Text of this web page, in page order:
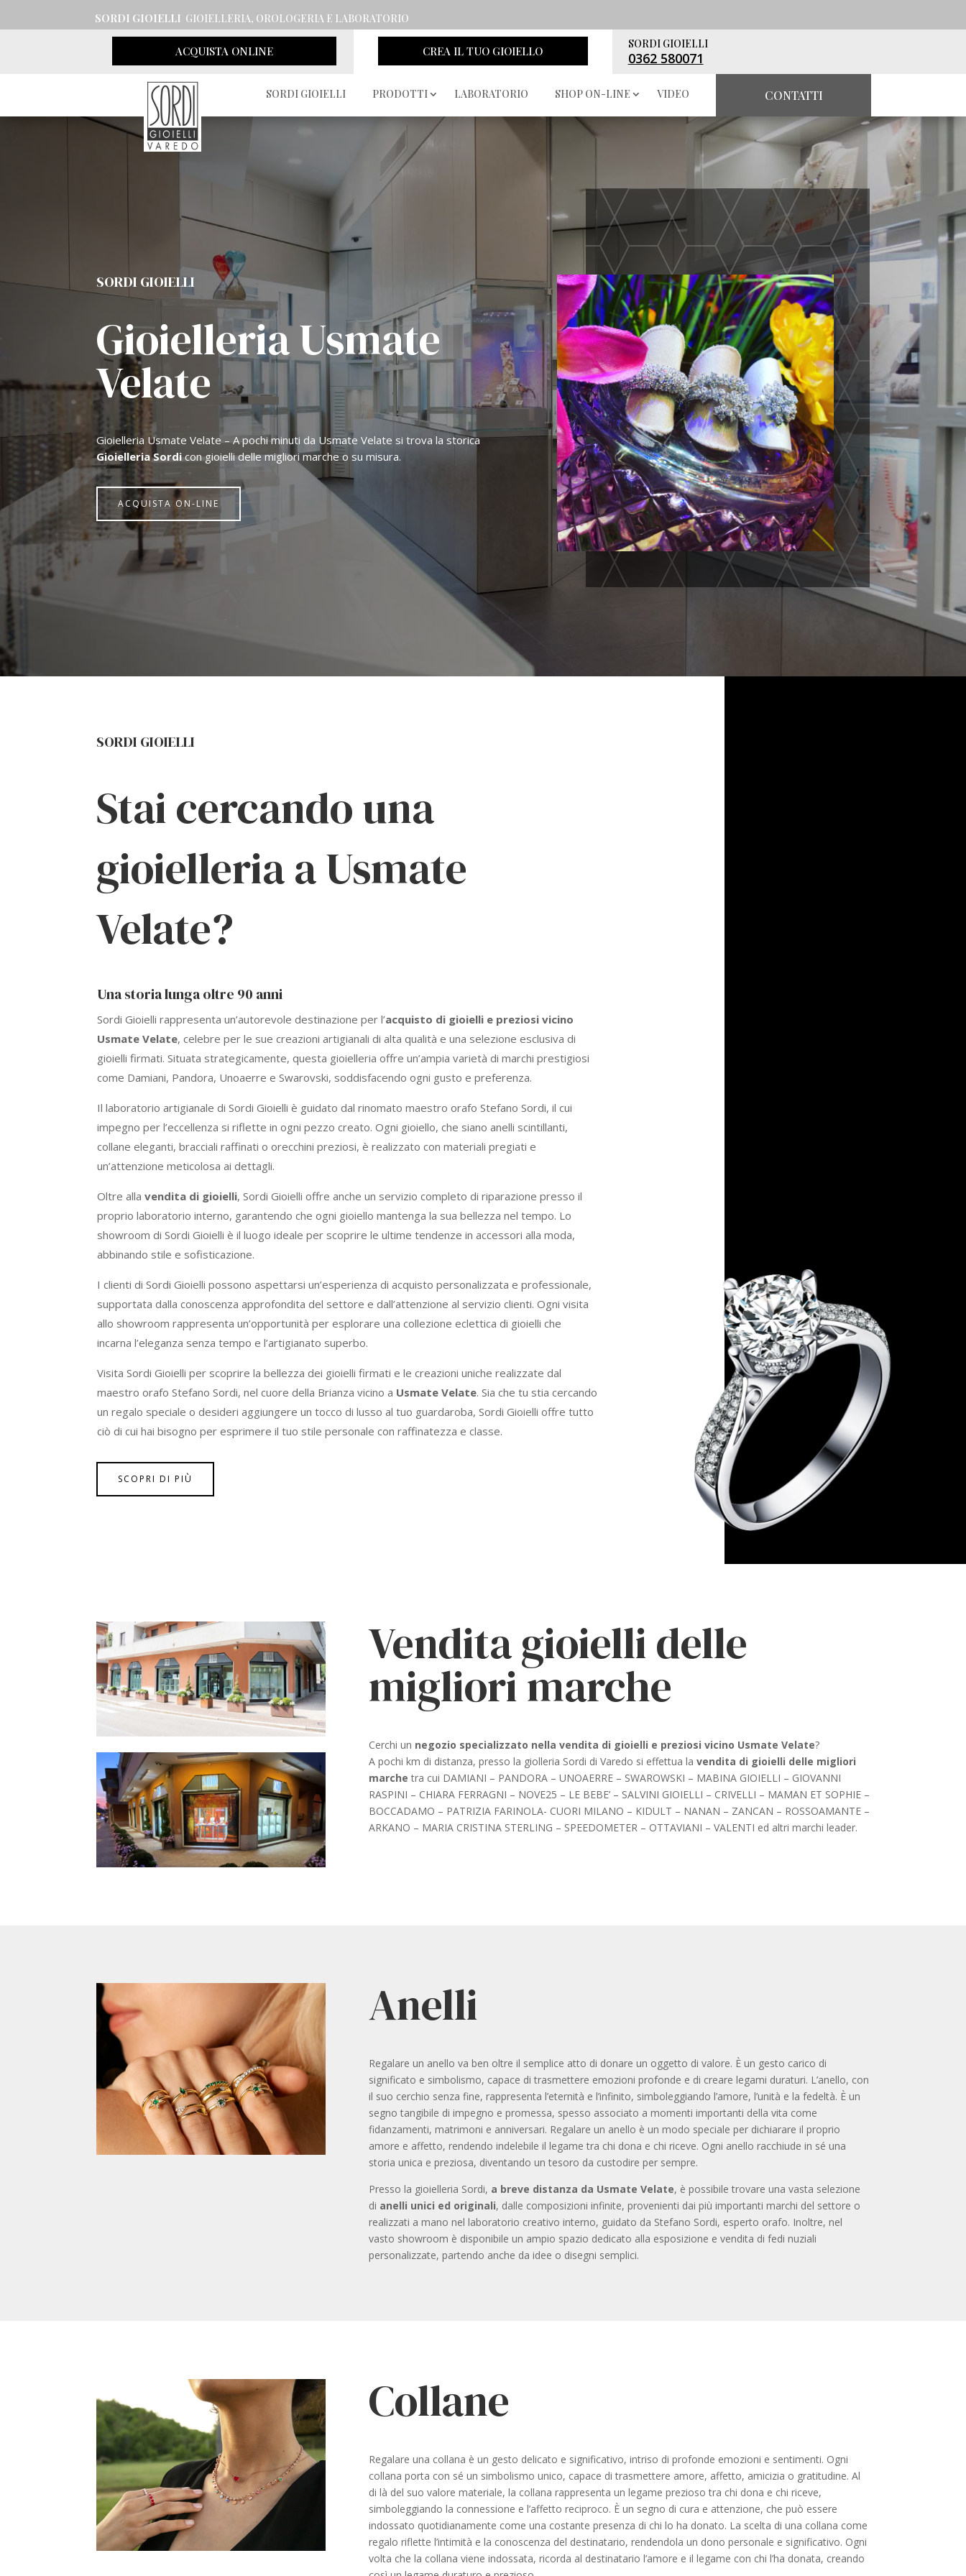
SORDI GIOIELLI GIOIELLERIA, OROLOGERIA E LABORATORIO
ACQUISTA ONLINE CREA IL TUO GIOIELLO SORDI GIOIELLI
0362 580071
SORDI GIOIELLI PRODOTTI LABORATORIO SHOP ON-LINE VIDEO CONTATTI
SORDI GIOIELLI
Gioielleria Usmate
Velate
Gioielleria Usmate Velate – A pochi minuti da Usmate Velate si trova la storica
Gioielleria Sordicon gioielli delle migliori marche o su misura.
ACQUISTA ON-LINE
SORDI GIOIELLI
Stai cercando una
gioielleria a Usmate
Velate?
Una storia lunga oltre 90 anni
Sordi Gioielli rappresenta un’autorevole destinazione per l’acquisto di gioielli e preziosi vicino
Usmate Velate, celebre per le sue creazioni artigianali di alta qualità e una selezione esclusiva di
gioielli firmati. Situata strategicamente, questa gioielleria offre un’ampia varietà di marchi prestigiosi
come Damiani, Pandora, Unoaerre e Swarovski, soddisfacendo ogni gusto e preferenza.
Il laboratorio artigianale di Sordi Gioielli è guidato dal rinomato maestro orafo Stefano Sordi, il cui
impegno per l’eccellenza si riflette in ogni pezzo creato. Ogni gioiello, che siano anelli scintillanti,
collane eleganti, bracciali raffinati o orecchini preziosi, è realizzato con materiali pregiati e
un’attenzione meticolosa ai dettagli.
Oltre allavendita di gioielli, Sordi Gioielli offre anche un servizio completo di riparazione presso il
proprio laboratorio interno, garantendo che ogni gioiello mantenga la sua bellezza nel tempo. Lo
showroom di Sordi Gioielli è il luogo ideale per scoprire le ultime tendenze in accessori alla moda,
abbinando stile e sofisticazione.
I clienti di Sordi Gioielli possono aspettarsi un’esperienza di acquisto personalizzata e professionale,
supportata dalla conoscenza approfondita del settore e dall’attenzione al servizio clienti. Ogni visita
allo showroom rappresenta un’opportunità per esplorare una collezione eclettica di gioielli che
incarna l’eleganza senza tempo e l’artigianato superbo.
Visita Sordi Gioielli per scoprire la bellezza dei gioielli firmati e le creazioni uniche realizzate dal
maestro orafo Stefano Sordi, nel cuore della Brianza vicino a Usmate Velate. Sia che tu stia cercando
un regalo speciale o desideri aggiungere un tocco di lusso al tuo guardaroba, Sordi Gioielli offre tutto
ciò di cui hai bisogno per esprimere il tuo stile personale con raffinatezza e classe.
SCOPRI DI PIÙ
Vendita gioielli delle
migliori marche
Cerchi un negozio specializzato nella vendita di gioielli e preziosi vicino Usmate Velate?
A pochi km di distanza, presso la giolleria Sordi di Varedo si effettua la vendita di gioielli delle migliori
marche tra cui DAMIANI – PANDORA – UNOAERRE – SWAROWSKI – MABINA GIOIELLI – GIOVANNI
RASPINI – CHIARA FERRAGNI – NOVE25 – LE BEBE’ – SALVINI GIOIELLI – CRIVELLI – MAMAN ET SOPHIE –
BOCCADAMO – PATRIZIA FARINOLA- CUORI MILANO – KIDULT – NANAN – ZANCAN – ROSSOAMANTE –
ARKANO – MARIA CRISTINA STERLING – SPEEDOMETER – OTTAVIANI – VALENTI ed altri marchi leader.
Anelli
Regalare un anello va ben oltre il semplice atto di donare un oggetto di valore. È un gesto carico di
significato e simbolismo, capace di trasmettere emozioni profonde e di creare legami duraturi. L’anello, con
il suo cerchio senza fine, rappresenta l’eternità e l’infinito, simboleggiando l’amore, l’unità e la fedeltà. È un
segno tangibile di impegno e promessa, spesso associato a momenti importanti della vita come
fidanzamenti, matrimoni e anniversari. Regalare un anello è un modo speciale per dichiarare il proprio
amore e affetto, rendendo indelebile il legame tra chi dona e chi riceve. Ogni anello racchiude in sé una
storia unica e preziosa, diventando un tesoro da custodire per sempre.
Presso la gioielleria Sordi, a breve distanza da Usmate Velate, è possibile trovare una vasta selezione
di anelli unici ed originali, dalle composizioni infinite, provenienti dai più importanti marchi del settore o
realizzati a mano nel laboratorio creativo interno, guidato da Stefano Sordi, esperto orafo. Inoltre, nel
vasto showroom è disponibile un ampio spazio dedicato alla esposizione e vendita di fedi nuziali
personalizzate, partendo anche da idee o disegni semplici.
Collane
Regalare una collana è un gesto delicato e significativo, intriso di profonde emozioni e sentimenti. Ogni
collana porta con sé un simbolismo unico, capace di trasmettere amore, affetto, amicizia o gratitudine. Al
di là del suo valore materiale, la collana rappresenta un legame prezioso tra chi dona e chi riceve,
simboleggiando la connessione e l’affetto reciproco. È un segno di cura e attenzione, che può essere
indossato quotidianamente come una costante presenza di chi lo ha donato. La scelta di una collana come
regalo riflette l’intimità e la conoscenza del destinatario, rendendola un dono personale e significativo. Ogni
volta che la collana viene indossata, ricorda al destinatario l’amore e il legame con chi l’ha donata, creando